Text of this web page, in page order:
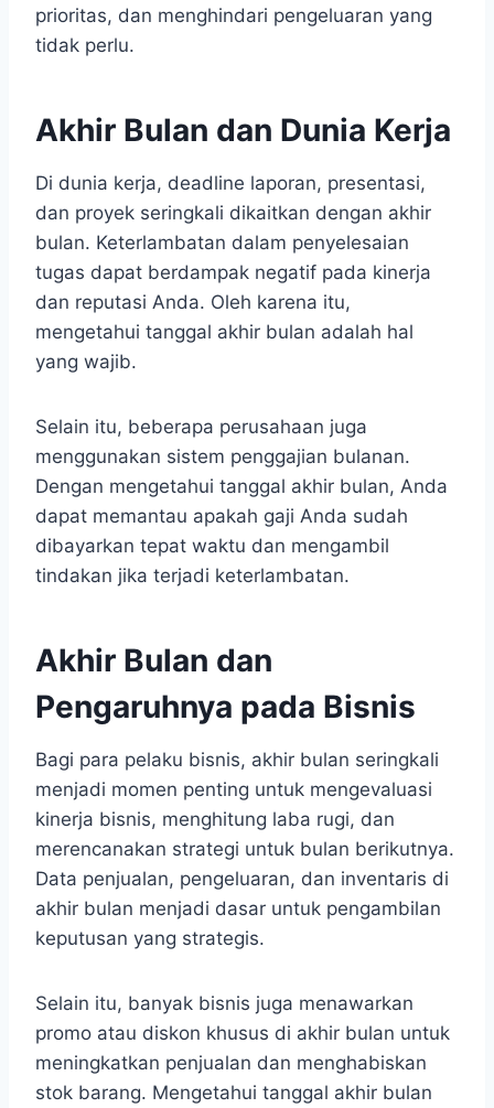
prioritas, dan menghindari pengeluaran yang
tidak perlu.
Akhir Bulan dan Dunia Kerja
Di dunia kerja, deadline laporan, presentasi,
dan proyek seringkali dikaitkan dengan akhir
bulan. Keterlambatan dalam penyelesaian
tugas dapat berdampak negatif pada kinerja
dan reputasi Anda. Oleh karena itu,
mengetahui tanggal akhir bulan adalah hal
yang wajib.
Selain itu, beberapa perusahaan juga
menggunakan sistem penggajian bulanan.
Dengan mengetahui tanggal akhir bulan, Anda
dapat memantau apakah gaji Anda sudah
dibayarkan tepat waktu dan mengambil
tindakan jika terjadi keterlambatan.
Akhir Bulan dan
Pengaruhnya pada Bisnis
Bagi para pelaku bisnis, akhir bulan seringkali
menjadi momen penting untuk mengevaluasi
kinerja bisnis, menghitung laba rugi, dan
merencanakan strategi untuk bulan berikutnya.
Data penjualan, pengeluaran, dan inventaris di
akhir bulan menjadi dasar untuk pengambilan
keputusan yang strategis.
Selain itu, banyak bisnis juga menawarkan
promo atau diskon khusus di akhir bulan untuk
meningkatkan penjualan dan menghabiskan
stok barang. Mengetahui tanggal akhir bulan